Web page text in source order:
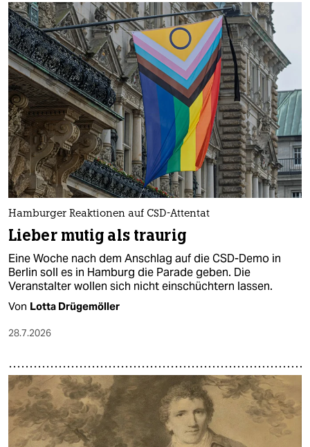
Hamburger Reaktionen auf CSD-Attentat
Lieber mutig als traurig
Eine Woche nach dem Anschlag auf die CSD-Demo in
Berlin soll es in Hamburg die Parade geben. Die
Veranstalter wollen sich nicht einschüchtern lassen.
Von Lotta Drügemöller
28.7.2026